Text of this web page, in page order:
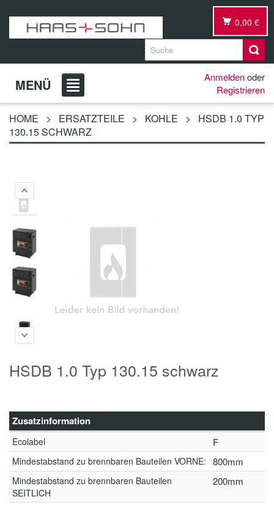
0,00 €
MENÜ Anmeldenoder
Registrieren
HOME > ERSATZTEILE > KOHLE >
HSDB 1.0 TYP
130.15 SCHWARZ
HSDB 1.0 Typ 130.15 schwarz
Zusatzinformation
Ecolabel F
Mindestabstand zu brennbaren Bauteilen VORNE: 800mm
Mindestabstand zu brennbaren Bauteilen
SEITLICH
200mm